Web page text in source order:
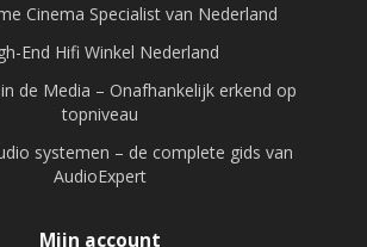
Cinema Specialist van Nederland
End Hifi Winkel Nederland
de Media – Onafhankelijk erkend op
topniveau
systemen – de complete gids van
AudioExpert
Mijn account